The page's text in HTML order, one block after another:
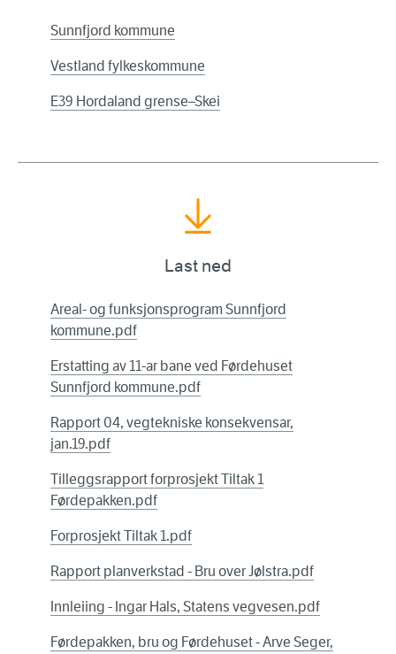
Sunnfjord kommune
Vestland fylkeskommune
E39 Hordaland grense–Skei
Last ned
Areal- og funksjonsprogram Sunnfjord
kommune.pdf
Erstatting av 11-ar bane ved Førdehuset
Sunnfjord kommune.pdf
Rapport 04, vegtekniske konsekvensar,
jan.19.pdf
Tilleggsrapport forprosjekt Tiltak 1
Førdepakken.pdf
Forprosjekt Tiltak 1.pdf
Rapport planverkstad - Bru over Jølstra.pdf
Innleiing - Ingar Hals, Statens vegvesen.pdf
Førdepakken, bru og Førdehuset - Arve Seger,